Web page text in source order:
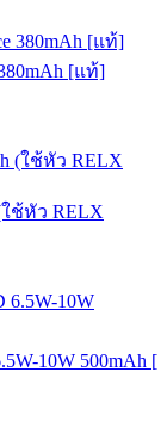
[แท้]
ช้หัว RELX
10W 500mAh [